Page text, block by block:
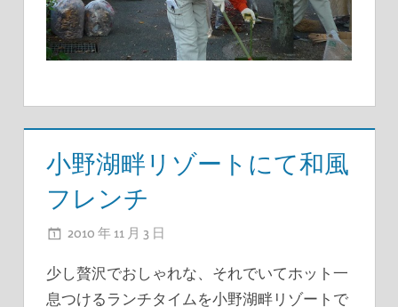
小野湖畔リゾートにて和風
フレンチ
2010 年 11 月 3 日
少し贅沢でおしゃれな、それでいてホット一
息つけるランチタイムを小野湖畔リゾートで